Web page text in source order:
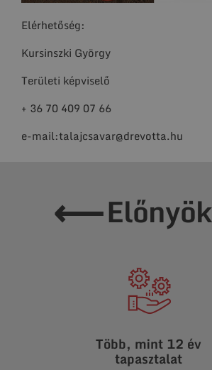
Elérhetőség:
Kursinszki György
Területi képviselő
+ 36 70 409 07 66
e-mail:talajcsavar@drevotta.hu
⟵Előnyök
Több, mint 12 év
tapasztalat